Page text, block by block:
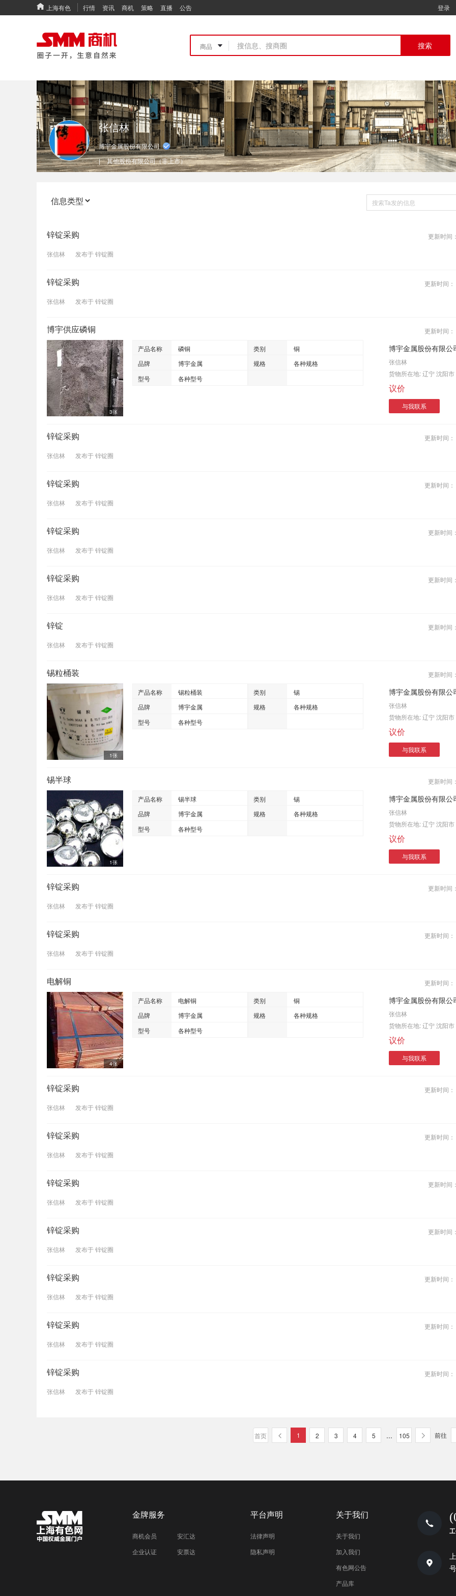
上海有色 行情 资讯 商机 策略 直播 公告 登录
搜索
张信林
博宇金属股份有限公司
| 其他股份有限公司（非上市）
锌锭采购 更新时间：
张信林 发布于锌锭圈
锌锭采购 更新时间：
张信林 发布于锌锭圈
博宇供应磷铜 更新时间：
3张
产品名称 磷铜 类别
铜
品牌
博宇金属 规格
各种规格
型号
各种型号
博宇金属股份有限公
张信林
货物所在地:辽宁 沈阳市
议价
与我联系
锌锭采购 更新时间：
张信林 发布于锌锭圈
锌锭采购 更新时间：
张信林 发布于锌锭圈
锌锭采购 更新时间：
张信林 发布于锌锭圈
锌锭采购 更新时间：
张信林 发布于锌锭圈
锌锭 更新时间：
张信林 发布于锌锭圈
锡粒桶装 更新时间：
1张
产品名称 锡粒桶装 类别
锡
品牌
博宇金属 规格
各种规格
型号
各种型号
博宇金属股份有限公
张信林
货物所在地:辽宁 沈阳市
议价
与我联系
锡半球 更新时间：
1张
产品名称 锡半球 类别
锡
品牌
博宇金属 规格
各种规格
型号
各种型号
博宇金属股份有限公
张信林
货物所在地:辽宁 沈阳市
议价
与我联系
锌锭采购 更新时间：
张信林 发布于锌锭圈
锌锭采购 更新时间：
张信林 发布于锌锭圈
电解铜 更新时间：
4张
产品名称 电解铜 类别
铜
品牌
博宇金属 规格
各种规格
型号
各种型号
博宇金属股份有限公
张信林
货物所在地:辽宁 沈阳市
议价
与我联系
锌锭采购 更新时间：
张信林 发布于锌锭圈
锌锭采购 更新时间：
张信林 发布于锌锭圈
锌锭采购 更新时间：
张信林 发布于锌锭圈
锌锭采购 更新时间：
张信林 发布于锌锭圈
锌锭采购 更新时间：
张信林 发布于锌锭圈
锌锭采购 更新时间：
张信林 发布于锌锭圈
锌锭采购 更新时间：
张信林 发布于锌锭圈
首页 1 2 3 4 5 ... 105 前往
金牌服务
商机会员
企业认证
安汇达
安票达
平台声明
法律声明
隐私声明
关于我们
关于我们
加入我们
有色网公告
产品库